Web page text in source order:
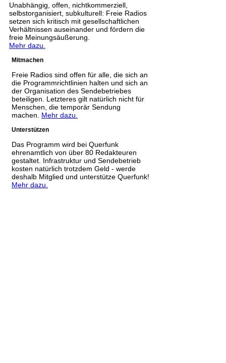
Unabhängig, offen, nichtkommerziell,
selbstorganisiert, subkulturell: Freie Radios
setzen sich kritisch mit gesellschaftlichen
Verhältnissen auseinander und fördern die
freie Meinungsäußerung.
Mehr dazu.
Mitmachen
Freie Radios sind offen für alle, die sich an
die Programmrichtlinien halten und sich an
der Organisation des Sendebetriebes
beteiligen. Letzteres gilt natürlich nicht für
Menschen, die temporär Sendung
machen. Mehr dazu.
Unterstützen
Das Programm wird bei Querfunk
ehrenamtlich von über 80 Redakteuren
gestaltet. Infrastruktur und Sendebetrieb
kosten natürlich trotzdem Geld - werde
deshalb Mitglied und unterstütze Querfunk!
Mehr dazu.